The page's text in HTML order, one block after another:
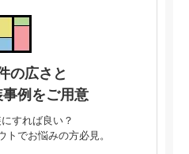
の広さと
例をご用意
すれば良い？
でお悩みの方必見。